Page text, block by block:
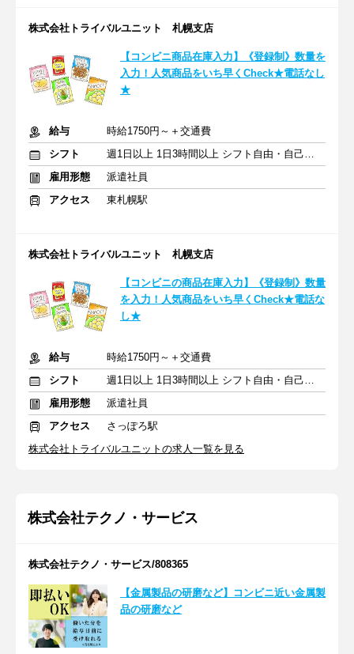
株式会社トライバルユニット 札幌支店
【コンビニ商品在庫入力】《登録制》数量を
入力！人気商品をいち早くCheck★電話なし
★
給与
時給1750円～＋交通費
シフト
週1日以上 1日3時間以上 シフト自由・自己申告
雇用形態
派遣社員
アクセス
東札幌駅
株式会社トライバルユニット 札幌支店
【コンビニの商品在庫入力】《登録制》数量
を入力！人気商品をいち早くCheck★電話な
し★
給与
時給1750円～＋交通費
シフト
週1日以上 1日3時間以上 シフト自由・自己申告
雇用形態
派遣社員
アクセス
さっぽろ駅
株式会社トライバルユニットの求人一覧を見る
株式会社テクノ・サービス
株式会社テクノ・サービス/808365
【金属製品の研磨など】コンビニ近い金属製
品の研磨など